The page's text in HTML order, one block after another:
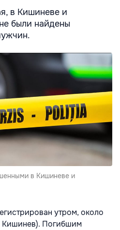
в Кишиневе и
были найдены
в Кишиневе и
утром, около
Кишинев). Погибшим